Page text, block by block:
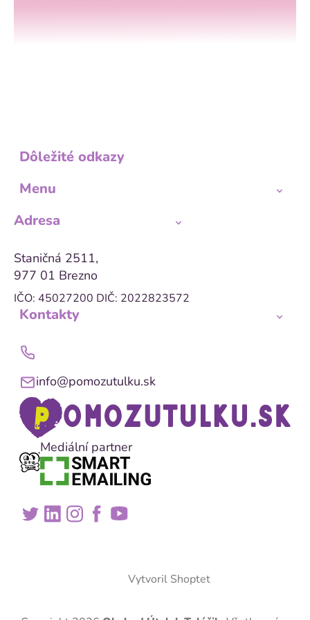
Dôležité odkazy
Menu
Adresa
Staničná 2511,
977 01 Brezno
IČO: 45027200 DIČ: 2022823572
Kontakty
info@pomozutulku.sk
Mediální partner
Vytvoril Shoptet